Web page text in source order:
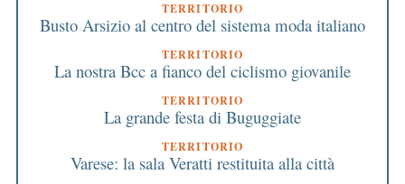
TERRITORIO
Busto Arsizio al centro del sistema moda italiano
TERRITORIO
La nostra Bcc a fianco del ciclismo giovanile
TERRITORIO
La grande festa di Buguggiate
TERRITORIO
Varese: la sala Veratti restituita alla città